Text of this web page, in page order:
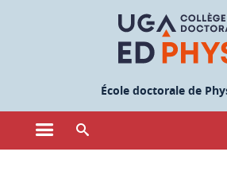
École doctorale de
Ouvrir le menu principal